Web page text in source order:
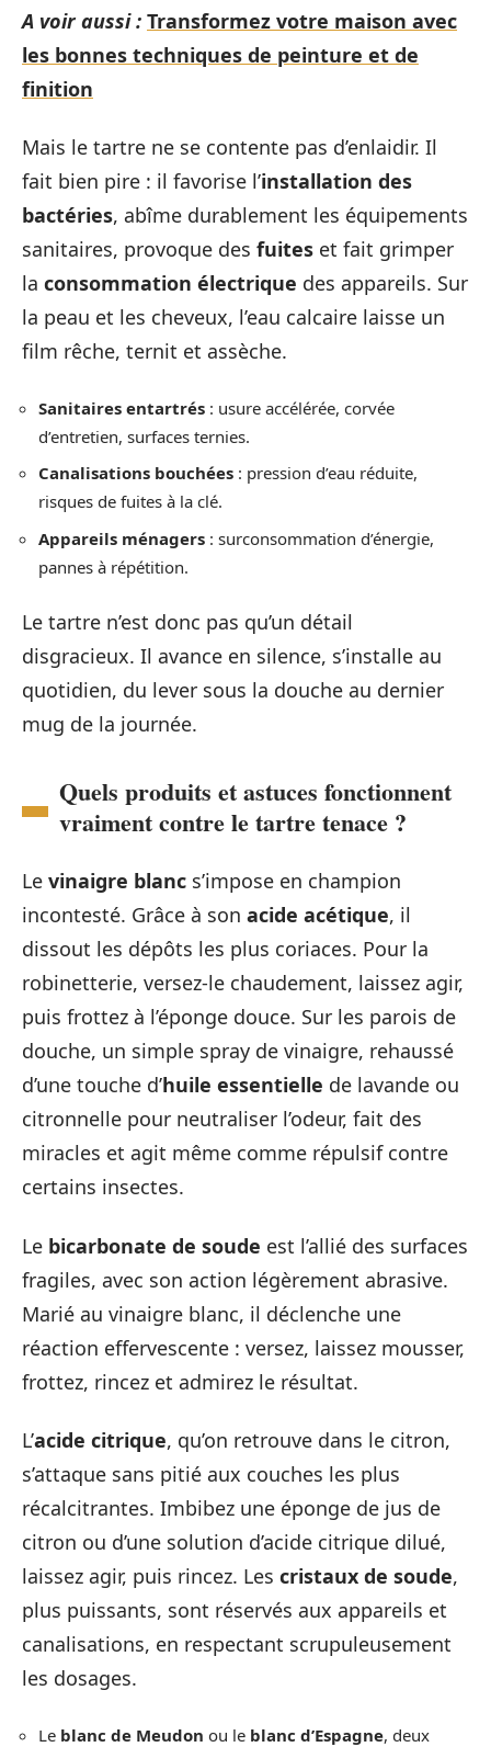
A voir aussi : Transformez votre maison avec
les bonnes techniques de peinture et de
finition
Mais le tartre ne se contente pas d’enlaidir. Il
fait bien pire : il favorise l’installation des
bactéries, abîme durablement les équipements
sanitaires, provoque des fuites et fait grimper
la consommation électrique des appareils. Sur
la peau et les cheveux, l’eau calcaire laisse un
film rêche, ternit et assèche.
Sanitaires entartrés : usure accélérée, corvée
d’entretien, surfaces ternies.
Canalisations bouchées : pression d’eau réduite,
risques de fuites à la clé.
Appareils ménagers : surconsommation d’énergie,
pannes à répétition.
Le tartre n’est donc pas qu’un détail
disgracieux. Il avance en silence, s’installe au
quotidien, du lever sous la douche au dernier
mug de la journée.
Quels produits et astuces fonctionnent
vraiment contre le tartre tenace ?
Le vinaigre blanc s’impose en champion
incontesté. Grâce à son acide acétique, il
dissout les dépôts les plus coriaces. Pour la
robinetterie, versez-le chaudement, laissez agir,
puis frottez à l’éponge douce. Sur les parois de
douche, un simple spray de vinaigre, rehaussé
d’une touche d’huile essentielle de lavande ou
citronnelle pour neutraliser l’odeur, fait des
miracles et agit même comme répulsif contre
certains insectes.
Le bicarbonate de soude est l’allié des surfaces
fragiles, avec son action légèrement abrasive.
Marié au vinaigre blanc, il déclenche une
réaction effervescente : versez, laissez mousser,
frottez, rincez et admirez le résultat.
L’acide citrique, qu’on retrouve dans le citron,
s’attaque sans pitié aux couches les plus
récalcitrantes. Imbibez une éponge de jus de
citron ou d’une solution d’acide citrique dilué,
laissez agir, puis rincez. Les cristaux de soude,
plus puissants, sont réservés aux appareils et
canalisations, en respectant scrupuleusement
les dosages.
Le blanc de Meudon ou le blanc d’Espagne, deux